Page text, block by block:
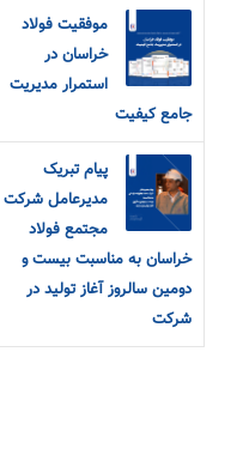
موفقیت فولاد
خراسان در
استمرار مدیریت
جامع کیفیت
پیام تبریک
مدیرعامل شرکت
مجتمع فولاد
خراسان به مناسبت بیست و
دومین سالروز آغاز تولید در
شرکت